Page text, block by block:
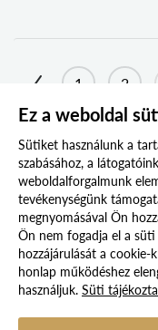
2010
2009
1 2
9 10
Süti
© 2017 - 2026
Ez a weboldal
Sütiket használunk a
szabásához, a
weboldalforgalmunk
tevékenységünk
megnyomásával Ön
Ön nem fogadja el a
hozzájárulását a cookie-
honlap működéshez
használjuk. Süti